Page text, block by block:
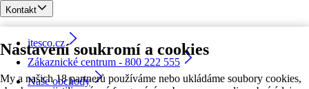
Nastavení soukromí a cookies
My a našich 18 partnerů používáme nebo ukládáme soubory cookies,
Kontakt
itesco.cz
Zákaznické centrum - 800 222 555
Naše obchody